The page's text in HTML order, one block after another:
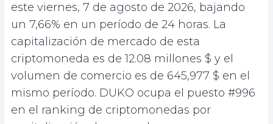
este viernes, 7 de agosto de 2026, bajando
un 7,66% en un período de 24 horas. La
capitalización de mercado de esta
criptomoneda es de 12.08 millones $ y el
volumen de comercio es de 645,977 $ en el
mismo período. DUKO ocupa el puesto #996
en el ranking de criptomonedas por